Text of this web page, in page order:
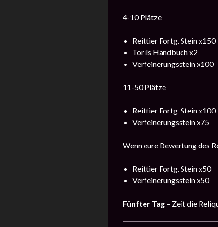
4-10 Plätze
Reittier Fortg. Stein x150
Torils Handbuch x2
Verfeinerungsstein x100
11-50 Plätze
Reittier Fortg. Stein x100
Verfeinerungsstein x75
Wenn eure Bewertung des
Reittier Fortg. Stein x50
Verfeinerungsstein x50
Fünfter Tag – Zeit die